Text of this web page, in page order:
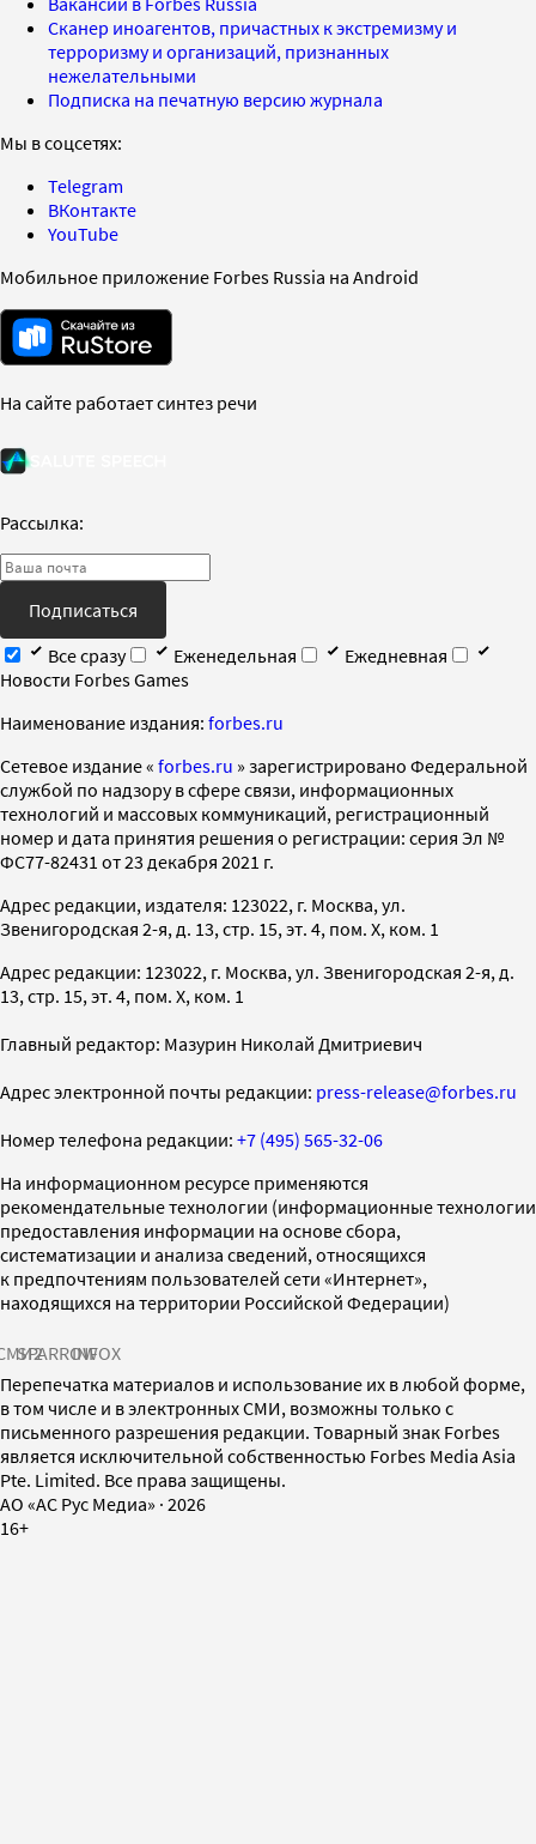
Сканер иноагентов, причастных к экстремизму и
терроризму и организаций, признанных
нежелательными
Подписка на печатную версию журнала
Мы в соцсетях:
Telegram
ВКонтакте
YouTube
Мобильное приложение Forbes Russia на Android
На сайте работает синтез речи
Рассылка:
Подписаться
Все сразу
Еженедельная
Ежедневная
Новости Forbes Games
Наименование издания: forbes.ru
Cетевое издание « forbes.ru » зарегистрировано Федеральной
службой по надзору в сфере связи, информационных
технологий и массовых коммуникаций, регистрационный
номер и дата принятия решения о регистрации: серия Эл №
ФС77-82431 от 23 декабря 2021 г.
Адрес редакции, издателя: 123022, г. Москва, ул.
Звенигородская 2-я, д. 13, стр. 15, эт. 4, пом. X, ком. 1
Адрес редакции: 123022, г. Москва, ул. Звенигородская 2-я, д.
13, стр. 15, эт. 4, пом. X, ком. 1
Главный редактор: Мазурин Николай Дмитриевич
Адрес электронной почты редакции: press-release@forbes.ru
Номер телефона редакции: +7 (495) 565-32-06
На информационном ресурсе применяются
рекомендательные технологии (информационные технологии
предоставления информации на основе сбора,
систематизации и анализа сведений, относящихся
к предпочтениям пользователей сети «Интернет»,
находящихся на территории Российской Федерации)
SPARROWINFOX
Перепечатка материалов и использование их в любой форме,
в том числе и в электронных СМИ, возможны только с
письменного разрешения редакции. Товарный знак Forbes
является исключительной собственностью Forbes Media Asia
Pte. Limited. Все права защищены.
AO «АС Рус Медиа» · 2026
16+